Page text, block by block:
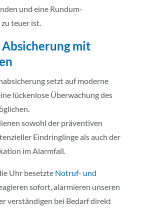
und eine Rundum-
teuer ist.
Absicherung mit
setzt auf moderne
lückenlose Überwachung des
sowohl der präventiven
Eindringlinge als auch der
im Alarmfall.
Uhr besetzte Notruf- und
sofort, alarmieren unseren
verständigen bei Bedarf direkt